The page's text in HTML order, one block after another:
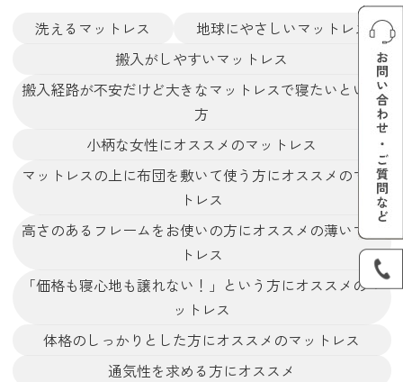
洗えるマットレス
地球にやさしいマットレス
搬入がしやすいマットレス
搬入経路が不安だけど大きなマットレスで寝たいという
方
小柄な女性にオススメのマットレス
マットレスの上に布団を敷いて使う方にオススメのマッ
トレス
高さのあるフレームをお使いの方にオススメの薄いマッ
トレス
「価格も寝心地も譲れない！」という方にオススメのマ
ットレス
体格のしっかりとした方にオススメのマットレス
通気性を求める方にオススメ